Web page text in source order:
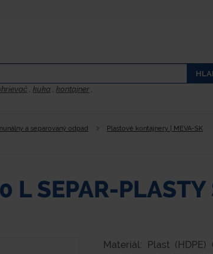
,kuka ,kontajner ,
a separovaný odpad
Plastové kontajnery | MEVA-SK
L SEPAR-
Materiál: Plast